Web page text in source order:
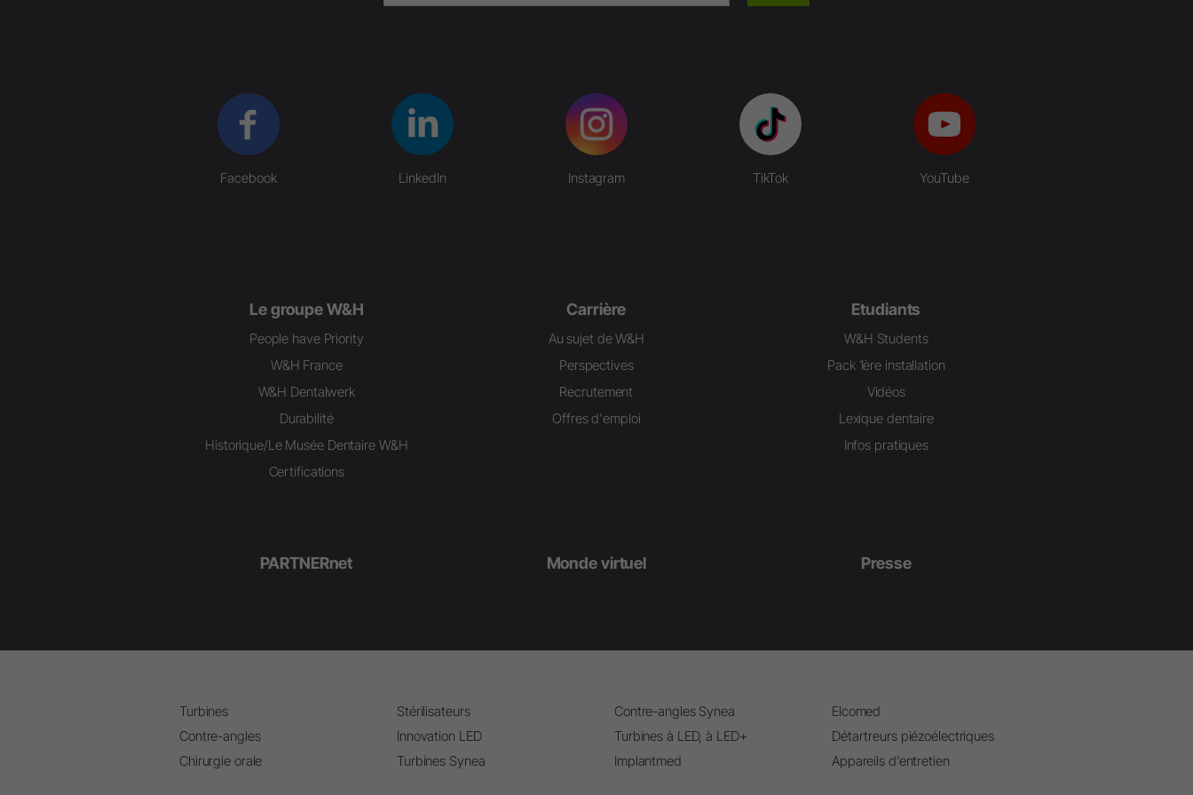
Facebook LinkedIn Instagram TikTok YouTube
Le groupe W&H
People have Priority
W&H France
W&H Dentalwerk
Durabilité
Historique/Le Musée Dentaire W&H
Certifications
Carrière
Au sujet de W&H
Perspectives
Recrutement
Offres d'emploi
Etudiants
W&H Students
Pack 1ère installation
Vidéos
Lexique dentaire
Infos pratiques
PARTNERnet Monde virtuel Presse
Turbines
Contre-angles
Chirurgie orale
Stérilisateurs
Innovation LED
Turbines Synea
Contre-angles Synea
Turbines à LED, à LED+
Implantmed
Elcomed
Détartreurs piézoélectriques
Appareils d’entretien